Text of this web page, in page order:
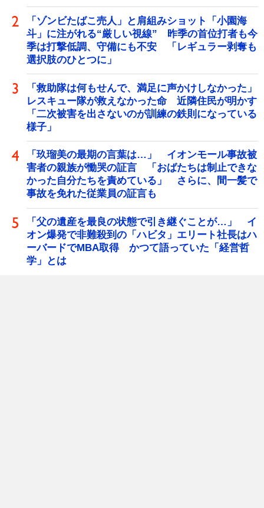
「ゾンビたばこ売人」と肩組みショット「小園海
斗」に注がれる“厳しい視線” 昨季の首位打者も今
季は打撃低調、守備にも不安 「レギュラー剥奪も
選択肢のひとつに」
「救助隊は何もせんで、満足に声かけしなかった」
レスキュー隊が救えなかった命 近隣住民が明かす
「二次被害を出さないのが訓練の鉄則になっている
様子」
「玖瑠美の最期の言葉は…」 イオンモール事故被
害者の親族が慟哭の証言 「おばたちは制止できな
かった自分たちを責めている」 さらに、間一髪で
事故を免れた従業員の証言も
「父の遺産を最良の状態で引き継ぐことが…」 イ
オン爆発で非難殺到の「ハビタ」エリート社長はハ
ーバードでMBA取得 かつて語っていた「経営哲
学」とは